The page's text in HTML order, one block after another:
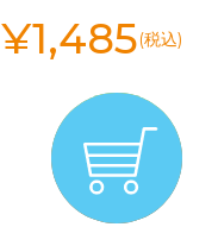
¥1,485(税込)